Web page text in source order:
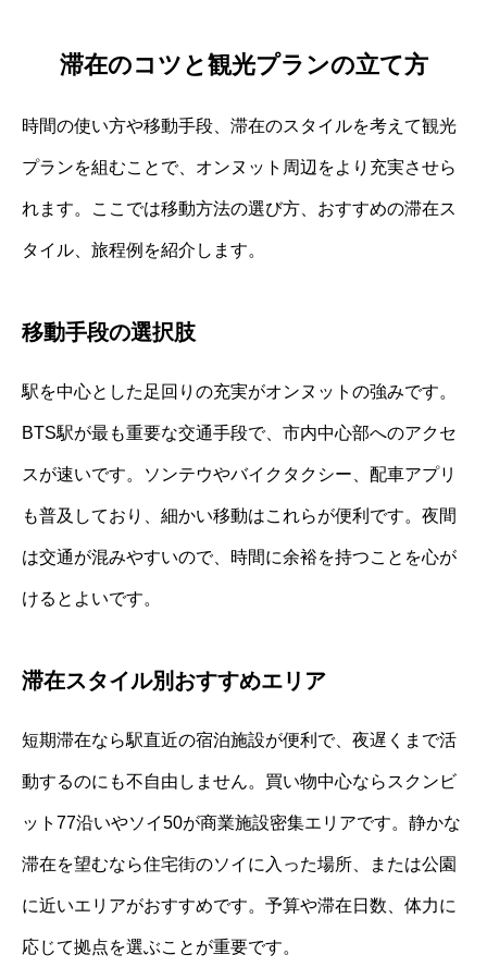
滞在のコツと観光プランの立て方
時間の使い方や移動手段、滞在のスタイルを考えて観光
プランを組むことで、オンヌット周辺をより充実させら
れます。ここでは移動方法の選び方、おすすめの滞在ス
タイル、旅程例を紹介します。
移動手段の選択肢
駅を中心とした足回りの充実がオンヌットの強みです。
BTS駅が最も重要な交通手段で、市内中心部へのアクセ
スが速いです。ソンテウやバイクタクシー、配車アプリ
も普及しており、細かい移動はこれらが便利です。夜間
は交通が混みやすいので、時間に余裕を持つことを心が
けるとよいです。
滞在スタイル別おすすめエリア
短期滞在なら駅直近の宿泊施設が便利で、夜遅くまで活
動するのにも不自由しません。買い物中心ならスクンビ
ット77沿いやソイ50が商業施設密集エリアです。静かな
滞在を望むなら住宅街のソイに入った場所、または公園
に近いエリアがおすすめです。予算や滞在日数、体力に
応じて拠点を選ぶことが重要です。